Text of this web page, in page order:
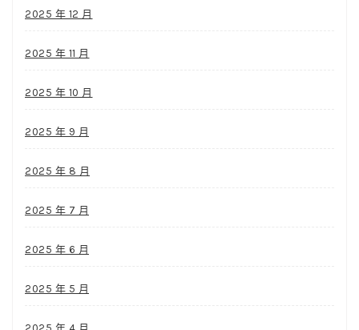
2025 年 12 月
2025 年 11 月
2025 年 10 月
2025 年 9 月
2025 年 8 月
2025 年 7 月
2025 年 6 月
2025 年 5 月